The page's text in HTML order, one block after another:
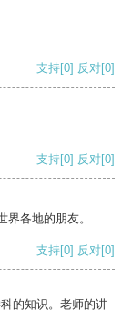
支持[0] 反对[0]
支持[0] 反对[0]
各地的朋友。
支持[0] 反对[0]
的知识。老师的讲